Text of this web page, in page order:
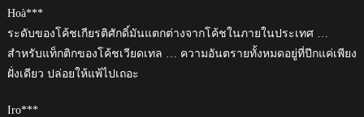
Hoà***
ระดับของโค้ชเกียรติศักดิ์มันแตกต่างจากโค้ชในภายในประเทศ …
สำหรับแท็กติกของโค้ชเวียดเทล … ความอันตรายทั้งหมดอยู่ที่ปีกแค่เพียง
ฝั่งเดียว ปล่อยให้แพ้ไปเถอะ
Iro***